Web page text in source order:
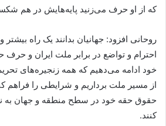
که از او حرف می‌زنید پایه‌هایش در هم
روحانی افزود: جهانیان بدانند یک راه بیشتر
احترام و تواضع در برابر ملت ایران و
خود ادامه می‌دهیم که همه زنجیره‌های
از مسیر ملت برداریم و شرایطی را فراهم
حقوق حقه‌ خود در سطح منطقه و جهان به
کنند.